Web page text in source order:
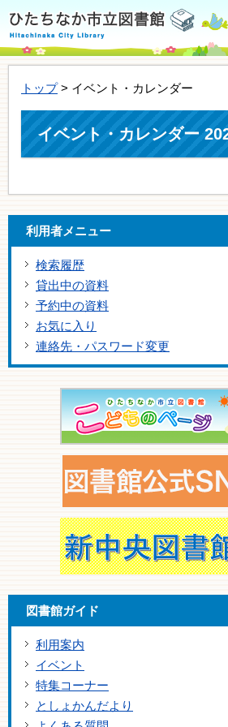
トップ> イベント・カレンダー
イベント・カレンダー
利用者メニュー
検索履歴
貸出中の資料
予約中の資料
お気に入り
連絡先・パスワード変更
図書館ガイド
利用案内
イベント
特集コーナー
としょかんだより